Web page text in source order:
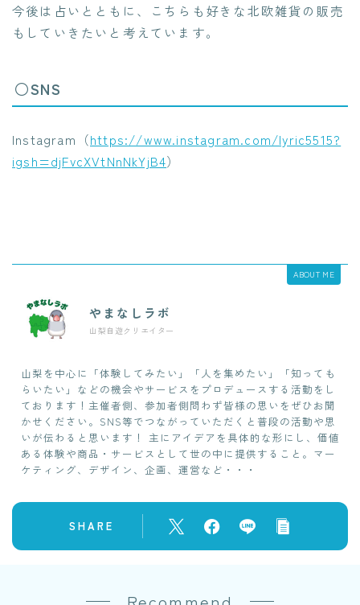
今後は占いとともに、こちらも好きな北欧雑貨の販売
もしていきたいと考えています。
○SNS
Instagram（https://www.instagram.com/lyric5515?
igsh=djFvcXVtNnNkYjB4）
ABOUT ME
やまなしラボ
山梨自遊クリエイター
山梨を中心に「体験してみたい」「人を集めたい」「知っても
らいたい」などの機会やサービスをプロデュースする活動をし
ております！主催者側、参加者側問わず皆様の思いをぜひお聞
かせください。SNS等でつながっていただくと普段の活動や思
いが伝わると思います！ 主にアイデアを具体的な形にし、価値
ある体験や商品・サービスとして世の中に提供すること。マー
ケティング、デザイン、企画、運営など・・・
SHARE